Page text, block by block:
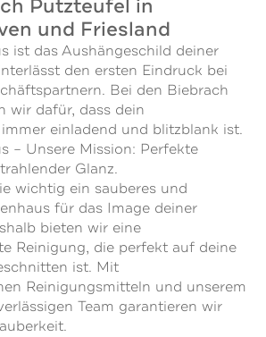
Putzteufel in
und Friesland
ist das Aushängeschild deiner
den ersten Eindruck bei
Bei den Biebrach
wir dafür, dass dein
einladend und blitzblank ist.
– Unsere Mission: Perfekte
Glanz.
wichtig ein sauberes und
für das Image deiner
bieten wir eine
Reinigung, die perfekt auf deine
ist. Mit
Reinigungsmitteln und unserem
Team garantieren wir